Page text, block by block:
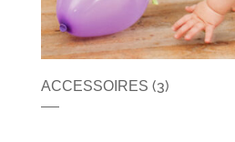
ACCESSOIRES (3)